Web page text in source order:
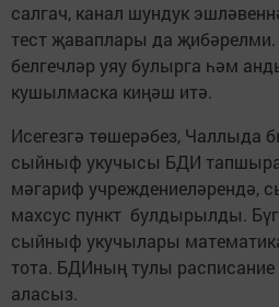
салгач, канал шундук
тест җаваплары да
белгечләр уяу булырга һәм
кушылмаска киңәш итә.
Исегезгә төшерәбез, Чаллыда
сыйныф укучысы БДИ
мәгариф учреждениеләрендә,
махсус пункт булдырылды.
сыйныф укучылары
тота. БДИның тулы расписание
аласыз.